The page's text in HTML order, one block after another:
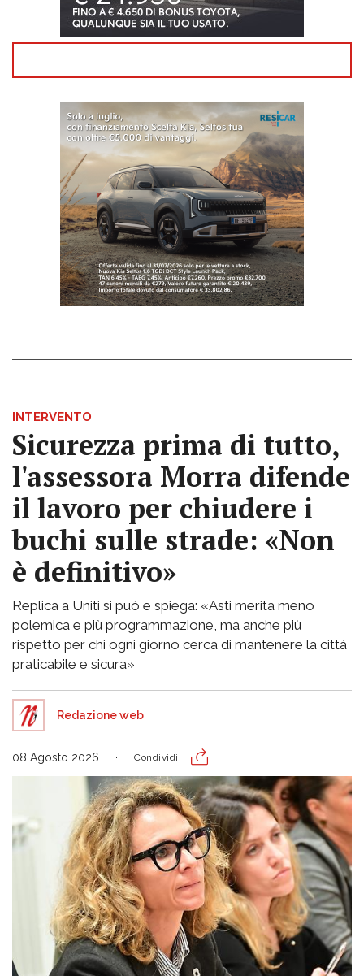
INTERVENTO
Sicurezza prima di tutto,
l'assessora Morra difende
il lavoro per chiudere i
buchi sulle strade: «Non
è definitivo»
Replica a Uniti si può e spiega: «Asti merita meno
polemica e più programmazione, ma anche più
rispetto per chi ogni giorno cerca di mantenere la città
praticabile e sicura»
Redazione web
08 Agosto 2026 Condividi